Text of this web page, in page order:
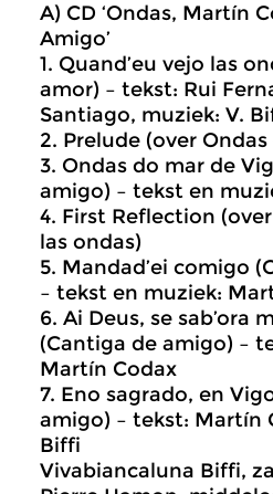
A) CD ‘Ondas, Martín
Amigo’
1. Quand’eu vejo las
amor) – tekst: Rui
Santiago, muziek: V.
2. Prelude (over
3. Ondas do mar de
amigo) – tekst en
4. First Reflection
las ondas)
5. Mandad’ei comigo
– tekst en muziek:
6. Ai Deus, se sab’ora
(Cantiga de amigo) –
Martín Codax
7. Eno sagrado, en
amigo) – tekst: Martín
Biffi
Vivabiancaluna Biffi,